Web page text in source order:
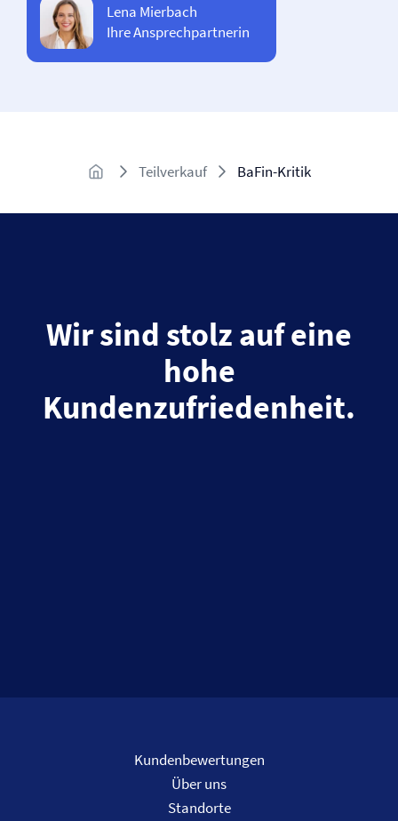
Lena Mierbach
Ihre Ansprechpartnerin
Teilverkauf BaFin-Kritik
Wir sind stolz auf eine
hohe
Kundenzufriedenheit.
Kundenbewertungen
Über uns
Standorte